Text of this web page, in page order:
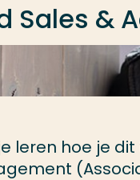
Sales &
leren hoe je